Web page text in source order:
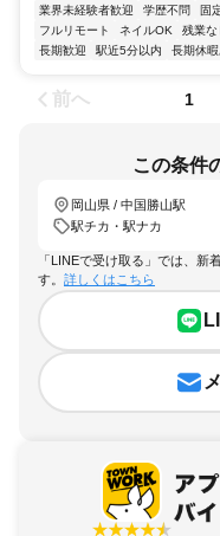
業界未経験者歓迎 学歴不問 固
フルリモート
ネイルOK 残業な
長期歓迎
駅近5分以内 長期休暇
前へ 1
この条件
岡山県 / 中国勝山駅
駅チカ・駅ナカ
「LINEで受け取る」では、新
す。 詳しくはこちら